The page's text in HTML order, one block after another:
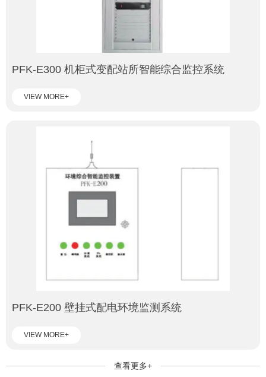
PFK-E300 机柜式变配站所智能综合监控系统
VIEW MORE+
PFK-E200 壁挂式配电环境监测系统
VIEW MORE+
查看更多+